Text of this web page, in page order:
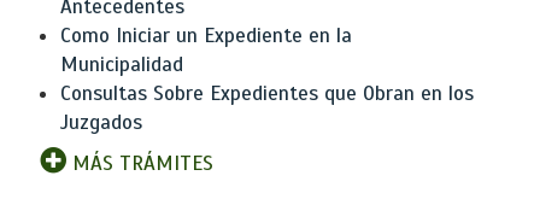
Antecedentes
Como Iniciar un Expediente en la
Municipalidad
Consultas Sobre Expedientes que Obran en los
Juzgados
MÁS TRÁMITES